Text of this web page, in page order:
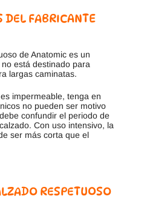
DEL FABRICANTE
de Anatomic es un
está destinado para
largas caminatas.
impermeable, tenga en
no pueden ser motivo
confundir el periodo de
Con uso intensivo, la
ser más corta que el
RESPETUOSO